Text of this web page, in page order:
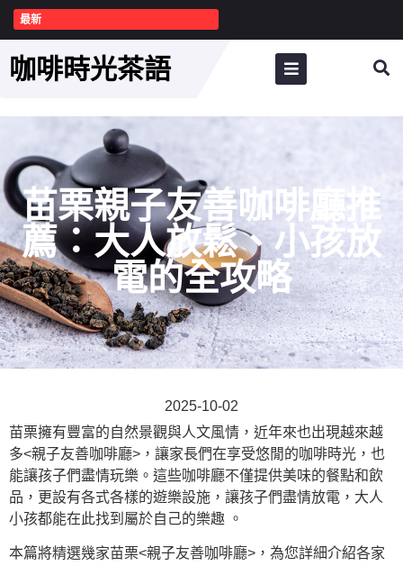
最新
咖啡時光茶語
苗栗親子友善咖啡廳推
薦：大人放鬆、小孩放
電的全攻略
2025-10-02
苗栗擁有豐富的自然景觀與人文風情，近年來也出現越來越
多<親子友善咖啡廳>，讓家長們在享受悠閒的咖啡時光，也
能讓孩子們盡情玩樂。這些咖啡廳不僅提供美味的餐點和飲
品，更設有各式各樣的遊樂設施，讓孩子們盡情放電，大人
小孩都能在此找到屬於自己的樂趣 。
本篇將精選幾家苗栗<親子友善咖啡廳>，為您詳細介紹各家